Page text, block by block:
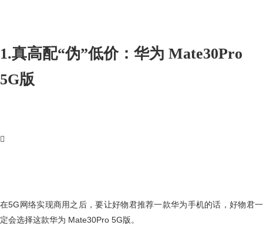
1.真高配“伪”低价：华为 Mate30Pro
5G版

在5G网络实现商用之后，要让好物君推荐一款华为手机的话，好物君一
定会选择这款华为 Mate30Pro 5G版。